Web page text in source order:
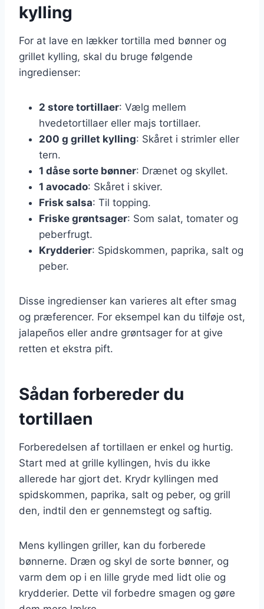
kylling
For at lave en lækker tortilla med bønner og
grillet kylling, skal du bruge følgende
ingredienser:
2 store tortillaer: Vælg mellem
hvedetortillaer eller majs tortillaer.
200 g grillet kylling: Skåret i strimler eller
tern.
1 dåse sorte bønner: Drænet og skyllet.
1 avocado: Skåret i skiver.
Frisk salsa: Til topping.
Friske grøntsager: Som salat, tomater og
peberfrugt.
Krydderier: Spidskommen, paprika, salt og
peber.
Disse ingredienser kan varieres alt efter smag
og præferencer. For eksempel kan du tilføje ost,
jalapeños eller andre grøntsager for at give
retten et ekstra pift.
Sådan forbereder du
tortillaen
Forberedelsen af tortillaen er enkel og hurtig.
Start med at grille kyllingen, hvis du ikke
allerede har gjort det. Krydr kyllingen med
spidskommen, paprika, salt og peber, og grill
den, indtil den er gennemstegt og saftig.
Mens kyllingen griller, kan du forberede
bønnerne. Dræn og skyl de sorte bønner, og
varm dem op i en lille gryde med lidt olie og
krydderier. Dette vil forbedre smagen og gøre